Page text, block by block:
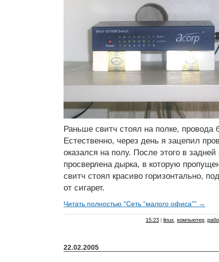
Раньше свитч стоял на полке, провода
Естественно, через день я зацепил
оказался на полу. После этого в
просверлена дырка, в которую
свитч стоял красиво горизонтально,
от сигарет.
Читать полностью "Сеть “малого офиса”" →
15:23 | linux компьютер
22.02.2005